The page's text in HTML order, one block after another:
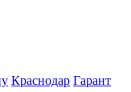
Краснодар Гарант